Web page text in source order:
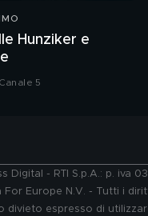
Hunziker e
5
Digital - RTI S.p.A.: p. iva
For Europe N.V. - Tutti i
divieto espresso di